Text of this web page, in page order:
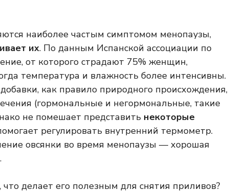
наиболее частым симптомом менопаузы,
их. По данным Испанской ассоциации по
от которого страдают 75% женщин,
температура и влажность более интенсивны.
как правило природного происхождения,
(гормональные и негормональные, такие
не помешает представить некоторые
регулировать внутренний термометр.
овсянки во время менопаузы — хорошая
что делает его полезным для снятия приливов?